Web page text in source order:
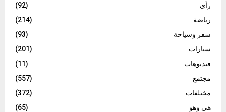
رأي
(92)
رياضة
(214)
سفر وسياحة
(93)
سيارات
(201)
فيديوهات
(11)
مجتمع
(557)
مختلفات
(372)
هي وهو
(65)